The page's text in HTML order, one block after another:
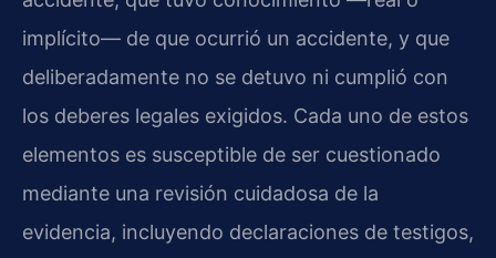
implícito— de que ocurrió un accidente, y que
deliberadamente no se detuvo ni cumplió con
los deberes legales exigidos. Cada uno de estos
elementos es susceptible de ser cuestionado
mediante una revisión cuidadosa de la
evidencia, incluyendo declaraciones de testigos,